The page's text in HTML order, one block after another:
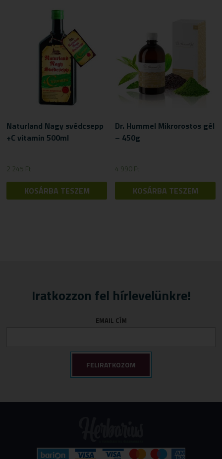
Naturland Nagy svédcsepp
+C vitamin 500ml
2 245 Ft
KOSÁRBA TESZEM
Dr. Hummel Mikrorostos gél
– 450g
4 990Ft
KOSÁRBA TESZEM
Iratkozzon fel hírlevelünkre!
EMAIL CÍM